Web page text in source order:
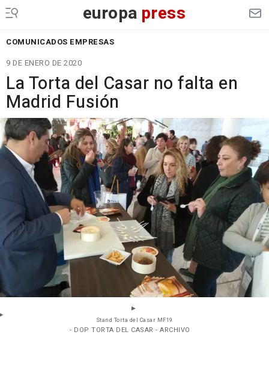
europa press
COMUNICADOS EMPRESAS
9 DE ENERO DE 2020
La Torta del Casar no falta en
Madrid Fusión
Stand Torta del Casar MF19
- DOP TORTA DEL CASAR - ARCHIVO